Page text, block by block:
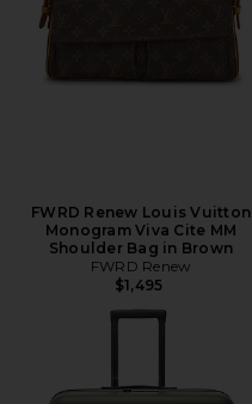
FWRD Renew Louis Vuitton
Monogram Viva Cite MM
Shoulder Bag in Brown
FWRD Renew
$1,495